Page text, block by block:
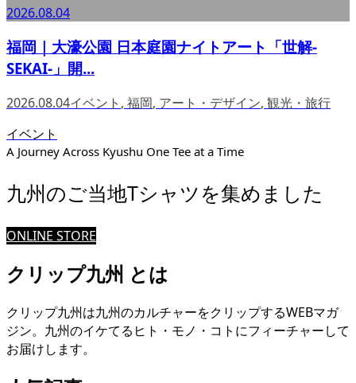
2026.08.04
福岡｜大濠公園 日本庭園ナイトアート「世解-
SEKAI-」開...
2026.08.04イベント , 福岡, アート・デザイン, 観光・旅行
イベント
A Journey Across Kyushu One Tee at a Time
九州のご当地Tシャツを集めました
ONLINE STORE
クリップ九州 とは
クリップ九州は九州のカルチャーをクリップするWEBマガ
ジン。九州のイケてるヒト・モノ・コトにフィーチャーして
お届けします。